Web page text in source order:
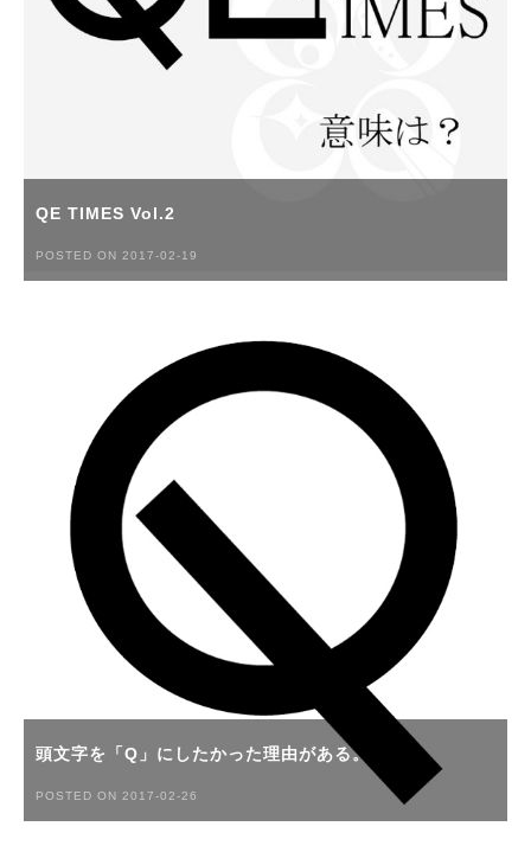
QE TIMES Vol.2
POSTED ON 2017-02-19
頭文字を「Q」にしたかった理由がある。
POSTED ON 2017-02-26